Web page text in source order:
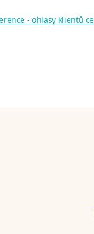
- ohlasy klientů